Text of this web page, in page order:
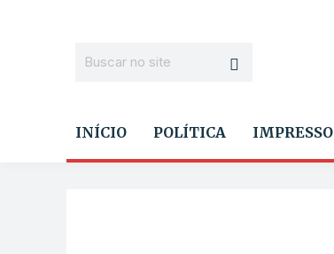
INÍCIO POLÍTICA IMPRESSO